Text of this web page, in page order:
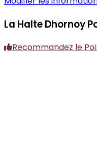
La Halte Dhornoy
Recommandez le